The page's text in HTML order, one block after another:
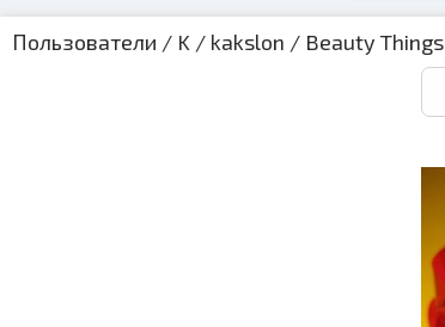
Пользователи / K / kakslon / Beauty Things